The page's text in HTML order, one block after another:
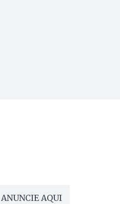
ANUNCIE AQUI